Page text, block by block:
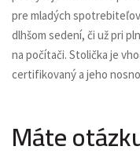
pre mladých
dlhšom sedení, či už pri
na počítači. Stolička je
certifikovaný a jeho
Máte